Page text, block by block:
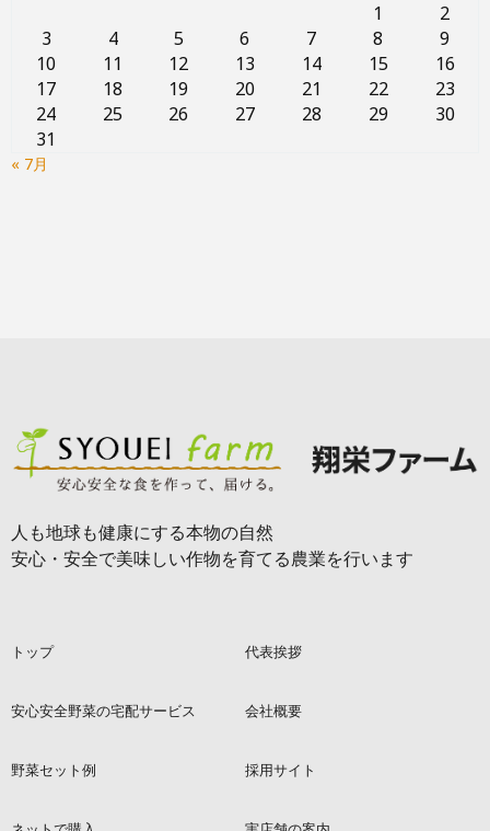
1
2
3
4 5 6 7 8
9
10
11 12 13 14 15
16
17
18 19 20 21 22
23
24
25 26 27 28 29
30
31
« 7月
人も地球も健康にする本物の自然
安心・安全で美味しい作物を育てる農業を行います
トップ 代表挨拶
安心安全野菜の宅配サービス 会社概要
野菜セット例 採用サイト